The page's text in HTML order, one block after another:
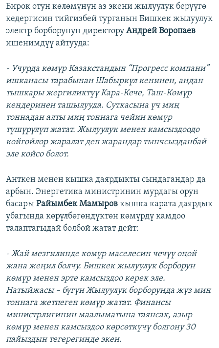
Бирок отун көлөмүнүн аз экени жылуулук берүүгө
кедергисин тийгизбей турганын Бишкек жылуулук
электр борборунун директору Андрей Воропаев
ишенимдүү айтууда:
- Учурда көмүр Казакстандын “Прогресс компани”
ишканасы тарабынан Шабыркүл кенинен, андан
тышкары жергиликтүү Кара-Кече, Таш-Көмүр
кендеринен ташылууда. Суткасына үч миң
тоннадан алты миң тоннага чейин көмүр
түшүрүлүп жатат. Жылуулук менен камсыздоодо
көйгөйлөр жаралат деп жарандар тынчсызданбай
эле койсо болот.
Анткен менен кышка даярдыкты сындагандар да
арбын. Энергетика министринин мурдагы орун
басары Райымбек Мамыров кышка карата даярдык
убагында көрүлбөгөндүктөн көмүрдү камдоо
талаптагыдай болбой жатат дейт:
- Жай мезгилинде көмүр маселесин чечүү оңой
жана жеңил болчу. Бишкек жылуулук борборун
көмүр менен эрте камсыздоо керек эле.
Натыйжасы – бүгүн Жылуулук борборунда жүз миң
тоннага жетпеген көмүр жатат. Финансы
министрлигинин маалыматына таянсак, азыр
көмүр менен камсыздоо көрсөткүчү болгону 30
пайыздын тегерегинде экен.